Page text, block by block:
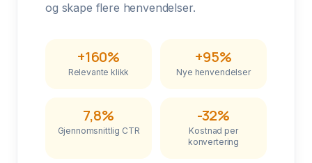
og skape flere henvendelser.
+160%
Relevante klikk
+95%
Nye henvendelser
7,8%
Gjennomsnittlig CTR
-32%
Kostnad per
konvertering